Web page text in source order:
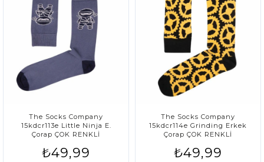
The Socks Company
15kdcr113e Little Ninja E.
Çorap ÇOK RENKLİ
₺49,99
The Socks Company
15kdcr114e Grinding Erkek
Çorap ÇOK RENKLİ
₺49,99